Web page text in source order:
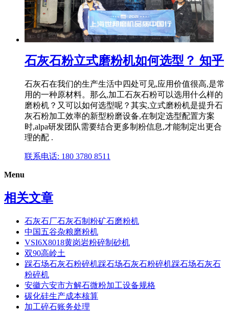
石灰石粉立式磨粉机如何选型？ 知乎
石灰石在我们的生产生活中四处可见,应用价值很高,是常
用的一种原材料。那么,加工石灰石粉可以选用什么样的
磨粉机？又可以如何选型呢？其实,立式磨粉机是提升石
灰石粉加工效率的新型粉磨设备,在制定选型配置方案
时,alpa研发团队需要结合更多制粉信息,才能制定出更合
理的配 .
联系电话: 180 3780 8511
Menu
相关文章
石灰石厂石灰石制粉矿石磨粉机
中国五谷杂粮磨粉机
VSI6X8018黄岗岩粉碎制砂机
双90高岭土
踩石场石灰石粉碎机踩石场石灰石粉碎机踩石场石灰石
粉碎机
安徽六安市方解石微粉加工设备规格
碳化硅生产成本核算
加工碎石账务处理